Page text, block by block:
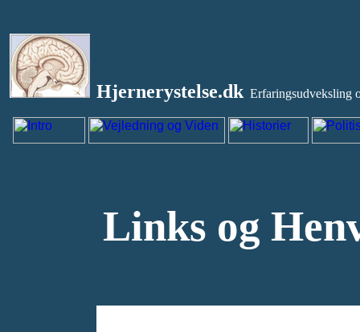
Hjernerystelse.dk Erfaringsudveksling
Links og